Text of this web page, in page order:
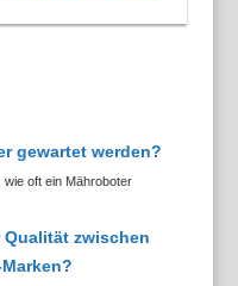
gewartet werden?
wie oft ein Mähroboter
zwischen